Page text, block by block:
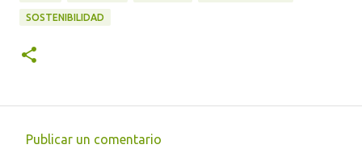
SOSTENIBILIDAD
Publicar un comentario